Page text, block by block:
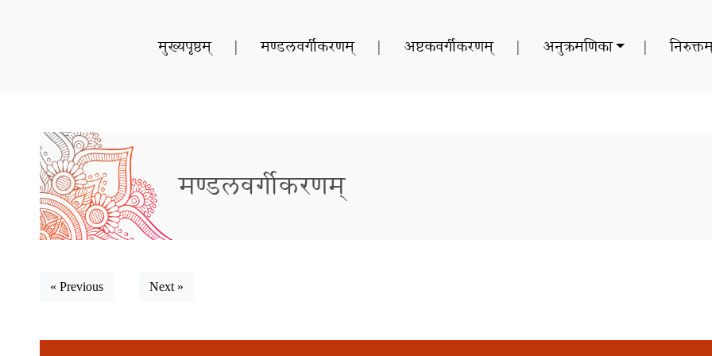
मुख्यपृष्ठम् | मण्डलवर्गीकरणम् | अष्टकवर्गीकरणम् | अनुक्रमणिका |
मण्डलवर्गीकरणम्
« Previous Next »